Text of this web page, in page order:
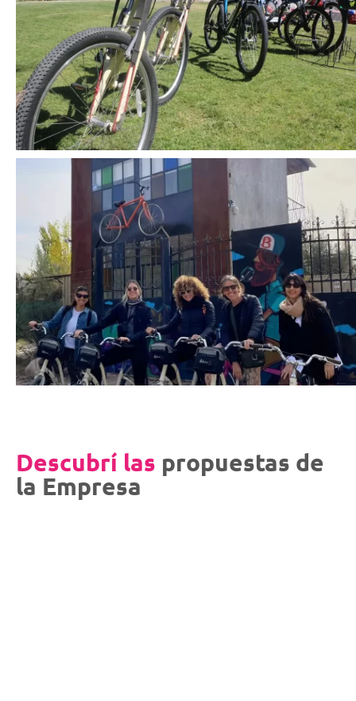
Descubrí las propuestas de
la Empresa